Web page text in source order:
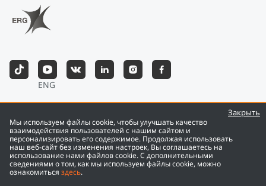
Мы используем файлы cookie, чтобы улучшать качество
взаимодействия пользователей с нашим сайтом и
персонализировать его содержимое. Продолжая использовать
наш веб-сайт без изменения настроек, Вы соглашаетесь на
использование нами файлов cookie. С дополнительными
сведениями о том, как мы используем файлы cookie, можно
ознакомиться здесь.
Закрыть
ENG